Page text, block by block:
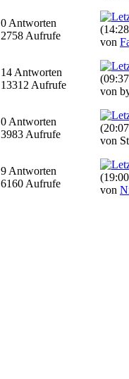
0 Antworten
2758 Aufrufe
von
14 Antworten
13312 Aufrufe
von
0 Antworten
3983 Aufrufe
von
9 Antworten
6160 Aufrufe
von